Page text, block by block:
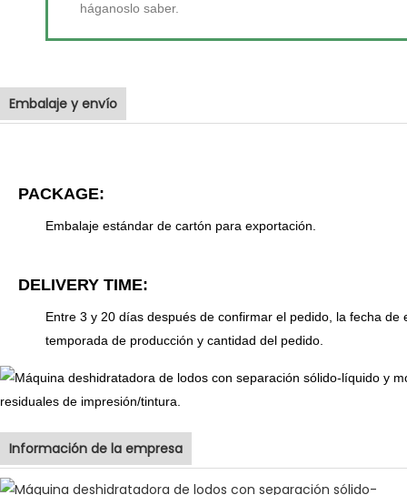
háganoslo saber.
Embalaje y envío
PACKAGE:
Embalaje estándar de cartón para exportación.
DELIVERY TIME:
Entre 3 y 20 días después de confirmar el pedido, la fecha
temporada de producción y cantidad del pedido.
Información de la empresa